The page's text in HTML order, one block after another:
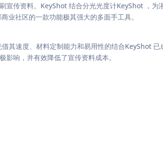
宣传资料。KeyShot 结合分光光度计KeyShot ，为
业社区的一款功能极其强大的多面手工具。
其速度、材料定制能力和易用性的结合KeyShot 已
响，并有效降低了宣传资料成本。